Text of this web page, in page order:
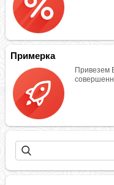
Примерка
Привезем